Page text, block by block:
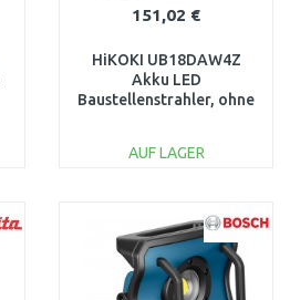
151,02 €
HiKOKI UB18DAW4Z
Akku LED
Baustellenstrahler, ohne
AUF LAGER
Vergleichen